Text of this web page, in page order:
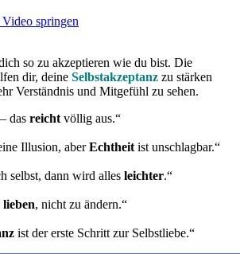
springen
so zu akzeptieren wie du bist. Die
dir, deine Selbstakzeptanz zu stärken
Verständnis und Mitgefühl zu sehen.
das reicht völlig aus.“
Illusion, aberEchtheit ist unschlagbar.“
selbst, dann wird alles leichter.“
lieben, nicht zu ändern.“
ist der erste Schritt zur Selbstliebe.“